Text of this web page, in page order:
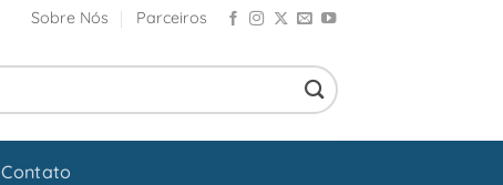
Sobre Nós Parceiros
Contato